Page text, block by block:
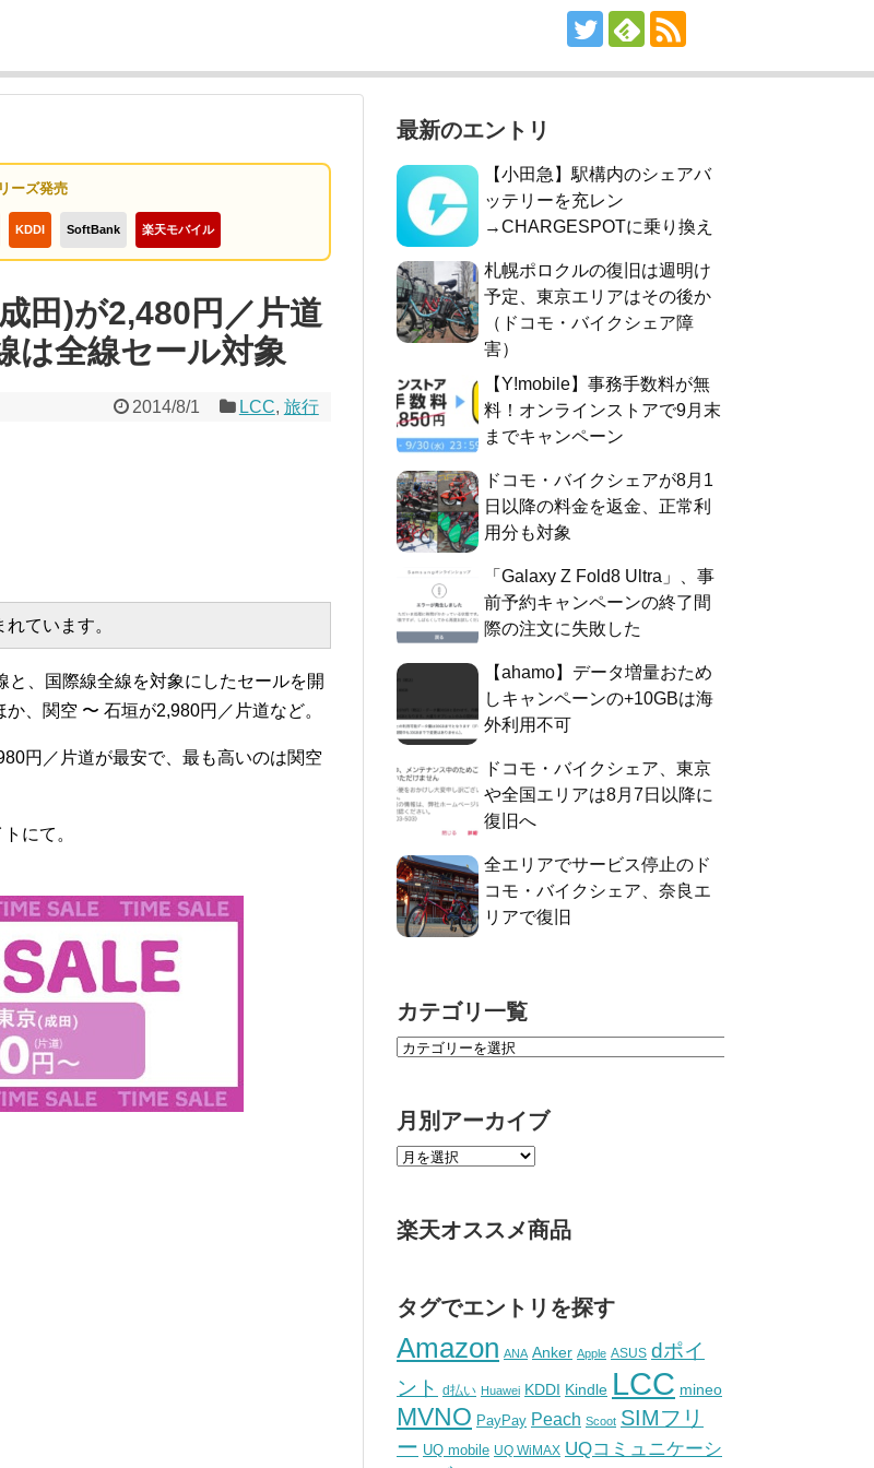
ーズ発売
KDDI SoftBank 楽天モバイル
田)が2,480円／片道
は全線セール対象
2014/8/1 LCC, 旅行
ています。
、国際線全線を対象にしたセールを開
、関空 〜 石垣が2,980円／片道など。
円／片道が最安で、最も高いのは関空
にて。
最新のエントリ
【小田急】駅構内のシェアバ
ッテリーを充レン
→CHARGESPOTに乗り換え
札幌ポロクルの復旧は週明け
予定、東京エリアはその後か
（ドコモ・バイクシェア障
害）
【Y!mobile】事務手数料が無
料！オンラインストアで9月末
までキャンペーン
ドコモ・バイクシェアが8月1
日以降の料金を返金、正常利
用分も対象
「Galaxy Z Fold8 Ultra」、事
前予約キャンペーンの終了間
際の注文に失敗した
【ahamo】データ増量おため
しキャンペーンの+10GBは海
外利用不可
ドコモ・バイクシェア、東京
や全国エリアは8月7日以降に
復旧へ
全エリアでサービス停止のド
コモ・バイクシェア、奈良エ
リアで復旧
カテゴリ一覧
月別アーカイブ
楽天オススメ商品
タグでエントリを探す
Amazon ANA Anker Apple ASUS dポイ
ント
d払い Huawei KDDI Kindle LCC mineo
MVNO PayPay Peach Scoot SIMフリ
ー UQ mobile UQ WiMAX UQコミュニケーシ